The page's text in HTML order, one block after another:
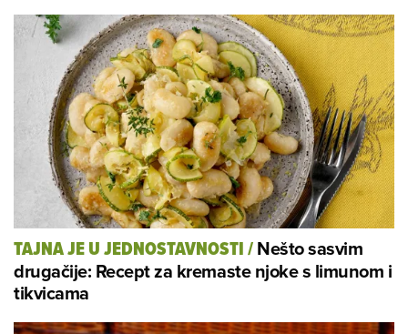
TAJNA JE U JEDNOSTAVNOSTI/Nešto sasvim
drugačije: Recept za kremaste njoke s limunom i
tikvicama